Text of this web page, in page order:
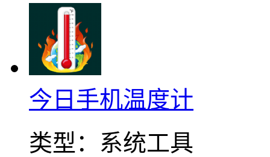
今日手机温度计
类型： 系统工具